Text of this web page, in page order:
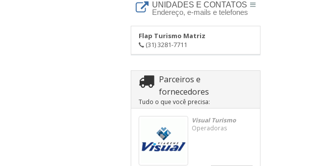
UNIDADES E CONTATOS
Endereço, e-mails e telefones
Flap Turismo Matriz
(31) 3281-7711
Parceiros e
fornecedores
Tudo o que você precisa:
Visual Turismo
Operadoras